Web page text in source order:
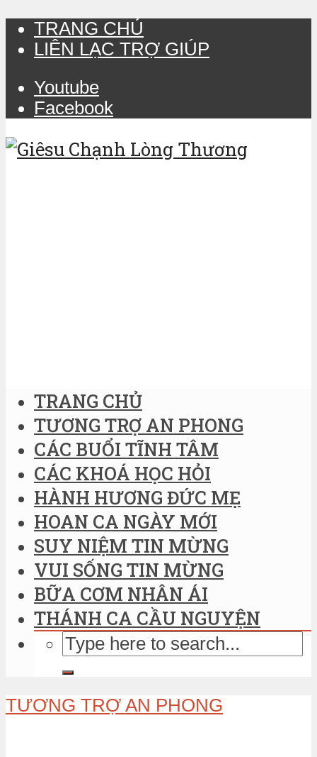
TRANG CHỦ
LIÊN LẠC TRỢ GIÚP
Youtube
Facebook
TRANG CHỦ
TƯƠNG TRỢ AN PHONG
CÁC BUỔI TĨNH TÂM
CÁC KHOÁ HỌC HỎI
HÀNH HƯƠNG ĐỨC MẸ
HOAN CA NGÀY MỚI
SUY NIỆM TIN MỪNG
VUI SỐNG TIN MỪNG
BỮA CƠM NHÂN ÁI
THÁNH CA CẦU NGUYỆN
TƯƠNG TRỢ AN PHONG